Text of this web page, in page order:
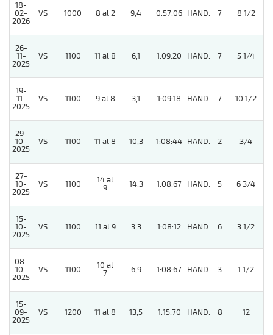
18-
02-
2026
VS 1000 8 al 2 9,4 0:57:06 HAND. 7 8 1/2
26-
11-
2025
VS 1100 11 al 8 6,1 1:09:20 HAND. 7 5 1/4
19-
11-
2025
VS 1100 9 al 8 3,1 1:09:18 HAND. 7 10 1/2
29-
10-
2025
VS 1100 11 al 8 10,3 1:08:44 HAND. 2 3/4
27-
10-
2025
VS 1100
14 al
9
14,3 1:08:67 HAND. 5 6 3/4
15-
10-
2025
VS 1100 11 al 9 3,3 1:08:12 HAND. 6 3 1/2
08-
10-
2025
VS 1100
10 al
7
6,9 1:08:67 HAND. 3 1 1/2
15-
09-
2025
VS 1200 11 al 8 13,5 1:15:70 HAND. 8 12